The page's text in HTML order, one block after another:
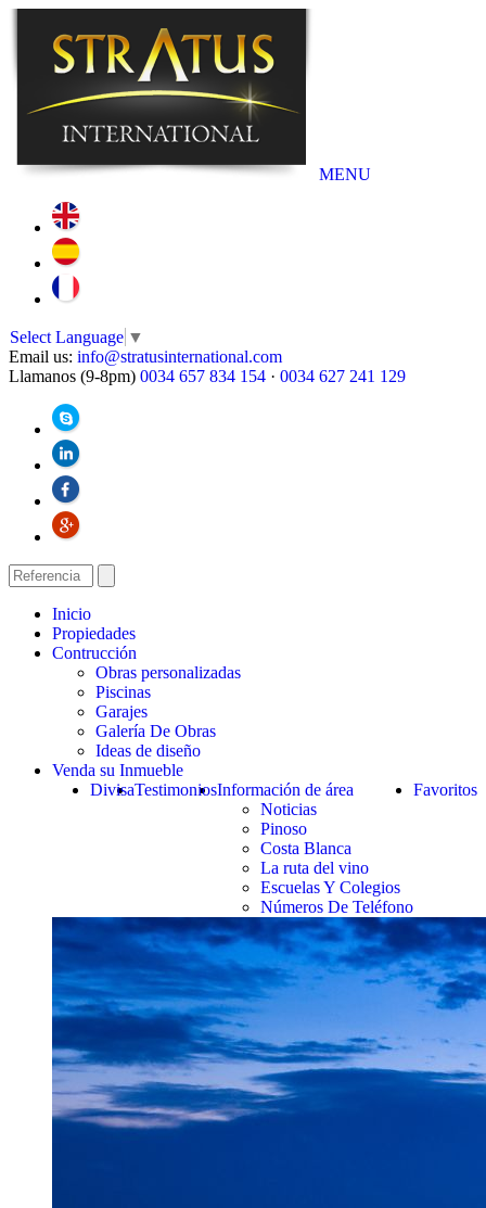
MENU
Select Language ▼
Email us: info@stratusinternational.com
Llamanos (9-8pm) 0034 657 834 154 · 0034 627 241 129
Inicio
Propiedades
Contrucción
Obras personalizadas
Piscinas
Garajes
Galería De Obras
Ideas de diseño
Venda su Inmueble
Favoritos
Información de área
Noticias
Pinoso
Costa Blanca
La ruta del vino
Escuelas Y Colegios
Números De Teléfono
Testimonios
Divisa